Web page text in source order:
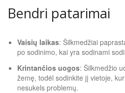
Bendri patarimai
Vaisių laikas: Šilkmedžiai
po sodinimo, kai yra sodinami
Krintančios uogos: Šilkmedžio
žemę, todėl sodinkite jį vietoje,
nesukels problemų.